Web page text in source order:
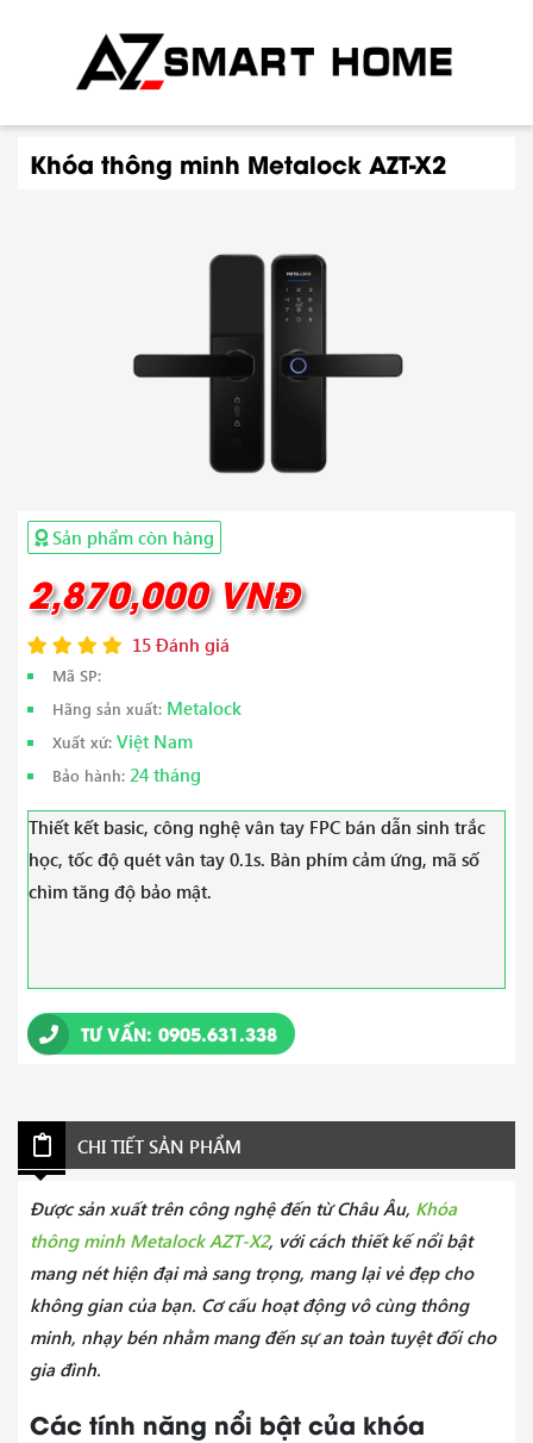
Khóa thông minh Metalock AZT-X2
Sản phẩm còn hàng
2,870,000 VNĐ
15 Đánh giá
Mã SP:
Hãng sản xuất: Metalock
Xuất xứ: Việt Nam
Bảo hành: 24 tháng
Thiết kết basic, công nghệ vân tay FPC bán dẫn sinh trắc
học, tốc độ quét vân tay 0.1s. Bàn phím cảm ứng, mã số
chìm tăng độ bảo mật.
TƯ VẤN: 0905.631.338
CHI TIẾT SẢN PHẨM
Được sản xuất trên công nghệ đến từ Châu Âu, Khóa
thông minh Metalock AZT-X2, với cách thiết kế nổi bật
mang nét hiện đại mà sang trọng, mang lại vẻ đẹp cho
không gian của bạn. Cơ cấu hoạt động vô cùng thông
minh, nhạy bén nhằm mang đến sự an toàn tuyệt đối cho
gia đình.
Các tính năng nổi bật của khóa